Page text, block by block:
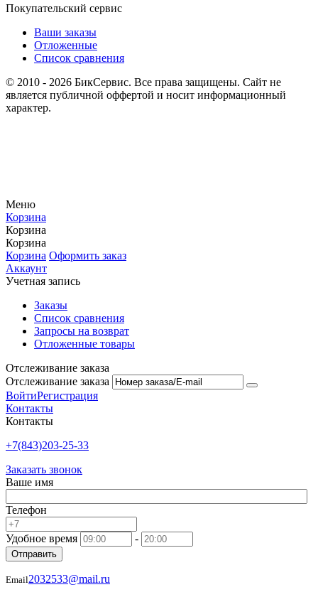
Покупательский сервис
Ваши заказы
Отложенные
Список сравнения
© 2010 - 2026 БикСервис. Все права защищены. Сайт не
является публичной оффертой и носит информационный
характер.
Меню
Корзина
Корзина
Корзина
Корзина Оформить заказ
Аккаунт
Учетная запись
Заказы
Список сравнения
Запросы на возврат
Отложенные товары
Отслеживание заказа
Отслеживание заказа
ВойтиРегистрация
Контакты
Контакты
+7(843)203-25-33
Заказать звонок
Ваше имя
Телефон
Удобное время -
Отправить
Email2032533@mail.ru